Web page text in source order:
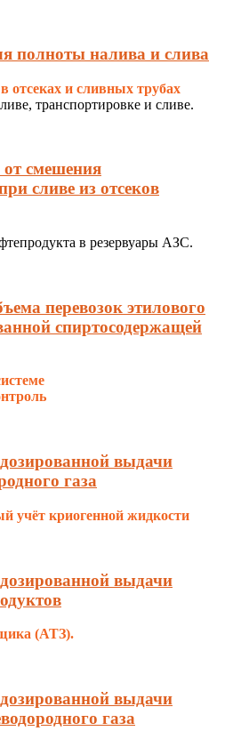
полноты налива и слива
отсеках и сливных трубах
транспортировке и сливе.
смешения
сливе из отсеков
в резервуары АЗС.
перевозок этилового
спиртосодержащей
выдачи
газа
учёт криогенной жидкости
выдачи
(АТЗ).
выдачи
газа